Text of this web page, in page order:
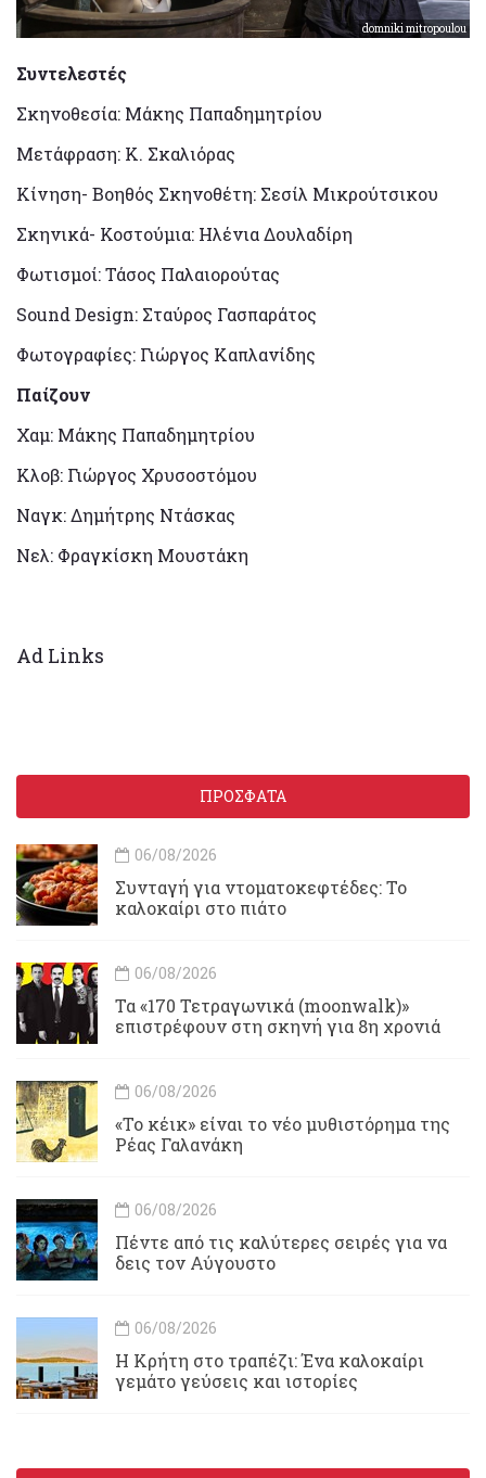
domniki mitropoulou
Συντελεστές
Σκηνοθεσία: Μάκης Παπαδημητρίου
Μετάφραση: Κ. Σκαλιόρας
Κίνηση- Βοηθός Σκηνοθέτη: Σεσίλ Μικρούτσικου
Σκηνικά- Κοστούμια: Ηλένια Δουλαδίρη
Φωτισμοί: Τάσος Παλαιορούτας
Sound Design: Σταύρος Γασπαράτος
Φωτογραφίες: Γιώργος Καπλανίδης
Παίζουν
Χαμ: Μάκης Παπαδημητρίου
Κλοβ: Γιώργος Χρυσοστόμου
Ναγκ: Δημήτρης Ντάσκας
Νελ: Φραγκίσκη Μουστάκη
Ad Links
ΠΡΟΣΦΑΤΑ
06/08/2026
Συνταγή για ντοματοκεφτέδες: Το
καλοκαίρι στο πιάτο
06/08/2026
Τα «170 Τετραγωνικά (moonwalk)»
επιστρέφουν στη σκηνή για 8η χρονιά
06/08/2026
«Το κέικ» είναι το νέο μυθιστόρημα της
Ρέας Γαλανάκη
06/08/2026
Πέντε από τις καλύτερες σειρές για να
δεις τον Αύγουστο
06/08/2026
Η Κρήτη στο τραπέζι: Ένα καλοκαίρι
γεμάτο γεύσεις και ιστορίες